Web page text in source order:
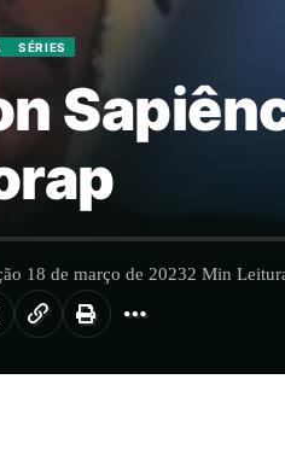
SÉRIES
18 de março de 20232 Min